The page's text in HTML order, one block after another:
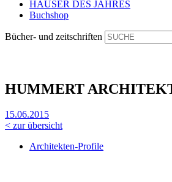
HÄUSER DES JAHRES
Buchshop
Bücher- und zeitschriften
HUMMERT
15.06.2015
< zur übersicht
Architekten-Profile